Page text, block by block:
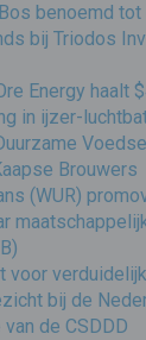
benoemd
bij Triodos
Energy haalt
in ijzer-
Brouwers
(WUR)
voor
bij de
de CSDDD